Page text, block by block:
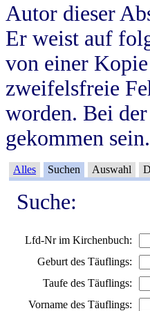
Autor dieser
Er weist auf
von einer
zweifelsfreie
worden. Bei
gekommen
Alles Suchen Auswahl
Suche:
Lfd-Nr im Kirchenbuch:
Geburt des Täuflings:
Taufe des Täuflings:
Vorname des Täuflings: